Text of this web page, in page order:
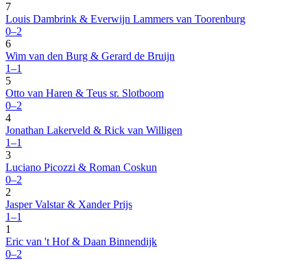
7
Louis Dambrink & Everwijn Lammers van Toorenburg
0–2
6
Wim van den Burg & Gerard de Bruijn
1–1
5
Otto van Haren & Teus sr. Slotboom
0–2
4
Jonathan Lakerveld & Rick van Willigen
1–1
3
Luciano Picozzi & Roman Coskun
0–2
2
Jasper Valstar & Xander Prijs
1–1
1
Eric van 't Hof & Daan Binnendijk
0–2